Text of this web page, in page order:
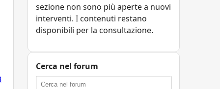
sezione non sono più aperte a nuovi
interventi. I contenuti restano
disponibili per la consultazione.
Cerca nel forum